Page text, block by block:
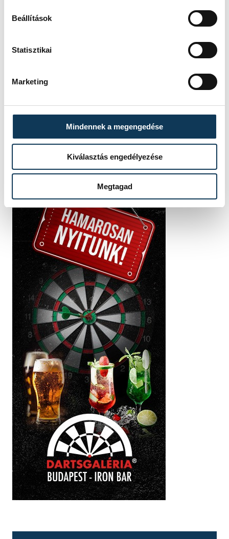
Beállítások
Statisztikai
Marketing
Mindennek a megengedése
Kiválasztás engedélyezése
Megtagad
Veszprémi Érsekség